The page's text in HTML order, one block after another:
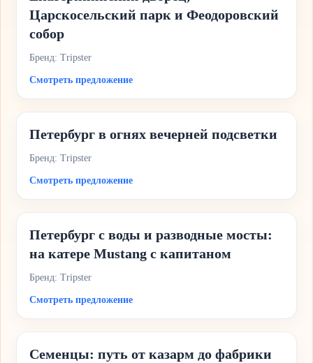
Царскосельский парк и Феодоровский
собор
Бренд: Tripster
Смотреть предложение
Петербург в огнях вечерней подсветки
Бренд: Tripster
Смотреть предложение
Петербург с воды и разводные мосты:
на катере Mustang с капитаном
Бренд: Tripster
Смотреть предложение
Семенцы: путь от казарм до фабрики